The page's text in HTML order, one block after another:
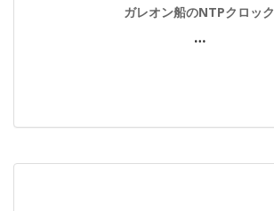
ガレオン船のNTPクロック
…